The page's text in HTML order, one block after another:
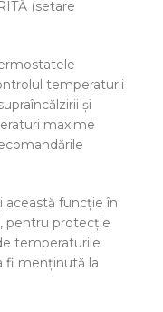
(setare
temperaturii
şi
maxime
această funcţie în
pentru protecţie
temperaturile
fi menţinută la